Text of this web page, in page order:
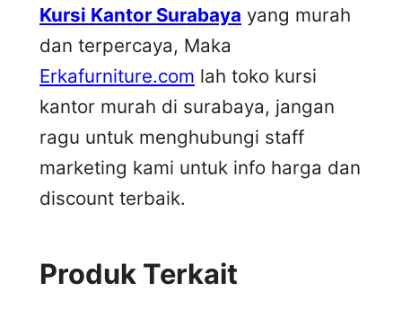
Kursi Kantor Surabaya yang murah
dan terpercaya, Maka
Erkafurniture.com lah toko kursi
kantor murah di surabaya, jangan
ragu untuk menghubungi staff
marketing kami untuk info harga dan
discount terbaik.
Produk Terkait